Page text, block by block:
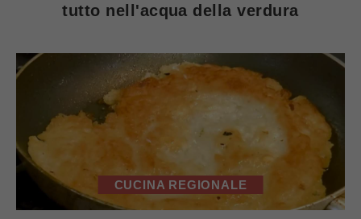
tutto nell'acqua della verdura
CUCINA REGIONALE